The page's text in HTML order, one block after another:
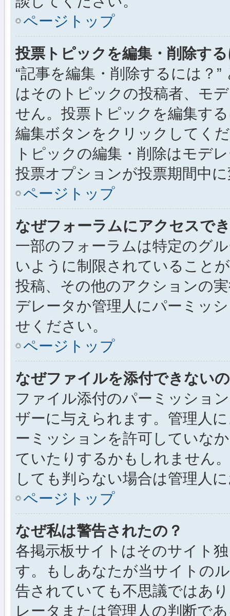
ページトップ
投票トピックを編集・削除す
“記事を編集・削除するには？
はそのトピックの投稿者、モ
せん。投票トピックを編集す
編集ボタンをクリックしてく
トピックの編集・削除はモデ
投票オプションが投票期間中
ページトップ
なぜフォーラムにアクセスで
一部のフォーラムは特定のグ
いように制限されていること
投稿、その他のアクションの
デレータか管理人にパーミッ
せください。
ページトップ
なぜファイルを添付できない
ファイル添付のパーミッショ
ザーに与えられます。管理人
ーミッションを許可していな
ていたりするかもしれません
しても判らない場合は管理人
ページトップ
なぜ私は警告されたの？
各掲示板サイトはそのサイト
す。もしあなたが当サイトの
告されていても不思議ではあ
レータまたは管理人の判断で